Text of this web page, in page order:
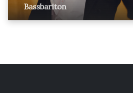
Bassbariton